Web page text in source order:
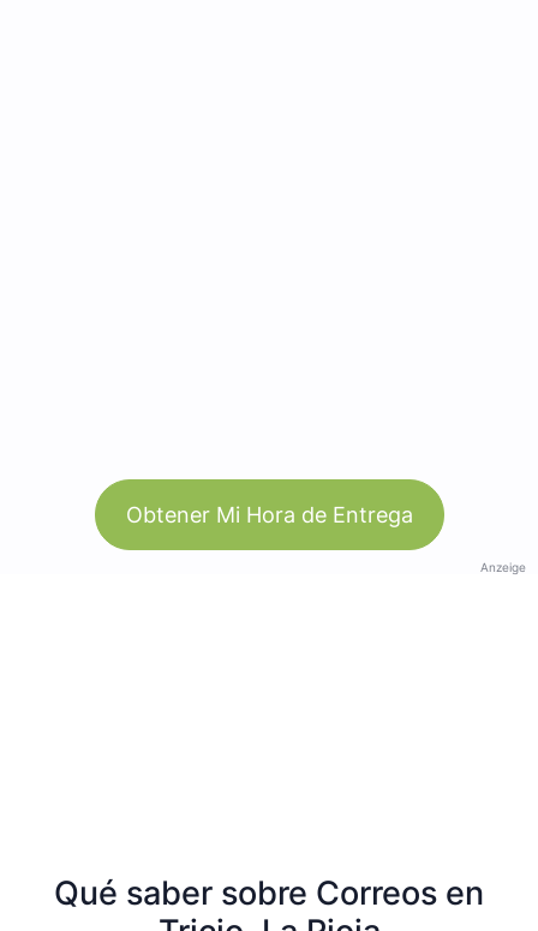
Obtener Mi Hora de Entrega
Anzeige
Qué saber sobre Correos en